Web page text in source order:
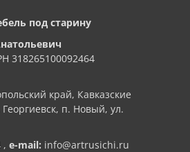
под старину
318265100092464
край, Кавказские
п. Новый, ул.
, e-mail: info@artrusichi.ru